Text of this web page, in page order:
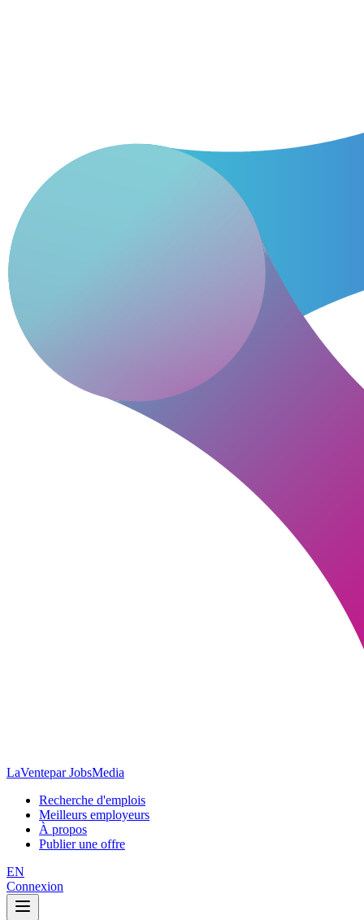
LaVentepar JobsMedia
Recherche d'emplois
Meilleurs employeurs
À propos
Publier une offre
EN
Connexion